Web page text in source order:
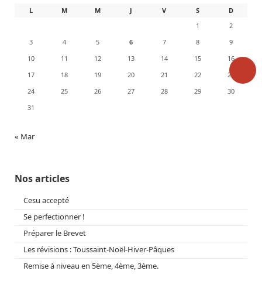
L
M M J V S
D
1
2
3
4 5 6 7 8
9
10
11 12 13 14 15
16
17
18 19 20 21 22
23
24
25 26 27 28 29
30
31
« Mar
Nos articles
Cesu accepté
Se perfectionner !
Préparer le Brevet
Les révisions : Toussaint-Noël-Hiver-Pâques
Remise à niveau en 5ème, 4ème, 3ème.